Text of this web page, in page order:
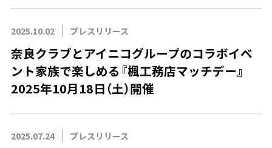
2025.10.02 プレスリリース
奈良クラブとアイニコグループのコラボイベ
ント家族で楽しめる『楓工務店マッチデー』
2025年10月18日（土）開催
2025.07.24 プレスリリース